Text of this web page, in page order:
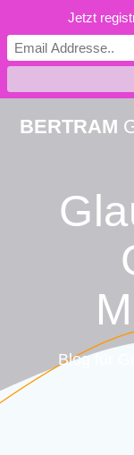
BERTRAM
Blog für
Jetzt